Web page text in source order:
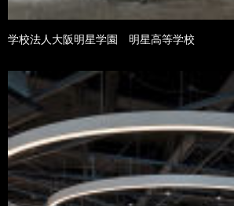
学校法人大阪明星学園 明星高等学校